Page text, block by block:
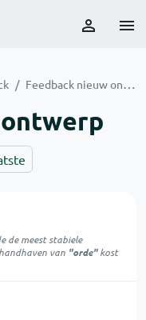
Feedback nieuw ontwerp
de meest stabiele
van "orde"kost